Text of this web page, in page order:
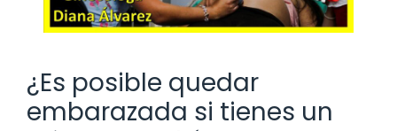
¿Es posible quedar
embarazada si tienes un